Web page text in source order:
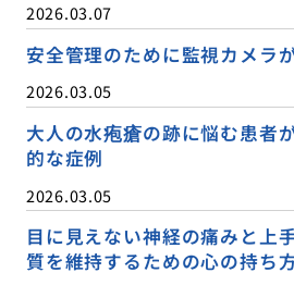
2026.03.07
安全管理のために監視カメラ
2026.03.05
大人の水疱瘡の跡に悩む患者
的な症例
2026.03.05
目に見えない神経の痛みと上
質を維持するための心の持ち